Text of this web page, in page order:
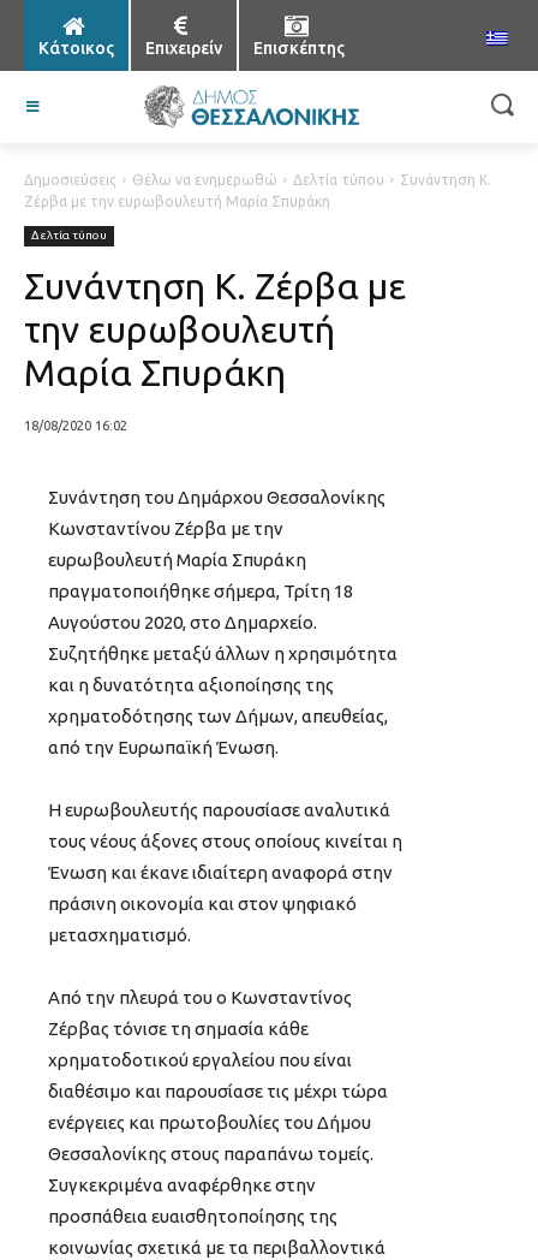
Κάτοικος Επιχειρείν Επισκέπτης
Δημοσιεύσεις Θέλω να ενημερωθώ Δελτία τύπου
Συνάντηση Κ.
Ζέρβα με την ευρωβουλευτή Μαρία Σπυράκη
Δελτία τύπου
Συνάντηση Κ. Ζέρβα με
την ευρωβουλευτή
Μαρία Σπυράκη
18/08/2020 16:02
Συνάντηση του Δημάρχου Θεσσαλονίκης
Κωνσταντίνου Ζέρβα με την
ευρωβουλευτή Μαρία Σπυράκη
πραγματοποιήθηκε σήμερα, Τρίτη 18
Αυγούστου 2020, στο Δημαρχείο.
Συζητήθηκε μεταξύ άλλων η χρησιμότητα
και η δυνατότητα αξιοποίησης της
χρηματοδότησης των Δήμων, απευθείας,
από την Ευρωπαϊκή Ένωση.
Η ευρωβουλευτής παρουσίασε αναλυτικά
τους νέους άξονες στους οποίους κινείται η
Ένωση και έκανε ιδιαίτερη αναφορά στην
πράσινη οικονομία και στον ψηφιακό
μετασχηματισμό.
Από την πλευρά του ο Κωνσταντίνος
Ζέρβας τόνισε τη σημασία κάθε
χρηματοδοτικού εργαλείου που είναι
διαθέσιμο και παρουσίασε τις μέχρι τώρα
ενέργειες και πρωτοβουλίες του Δήμου
Θεσσαλονίκης στους παραπάνω τομείς.
Συγκεκριμένα αναφέρθηκε στην
προσπάθεια ευαισθητοποίησης της
κοινωνίας σχετικά με τα περιβαλλοντικά